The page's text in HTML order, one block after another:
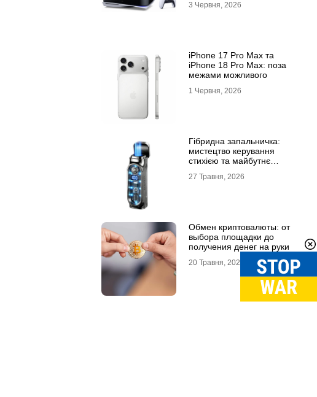
3 Червня, 2026
iPhone 17 Pro Max та
iPhone 18 Pro Max: поза
межами можливого
1 Червня, 2026
Гібридна запальничка:
мистецтво керування
стихією та майбутнє
27 Травня, 2026
Обмен криптовалюты: от
выбора площадки до
получения денег на руки
20 Травня, 2026